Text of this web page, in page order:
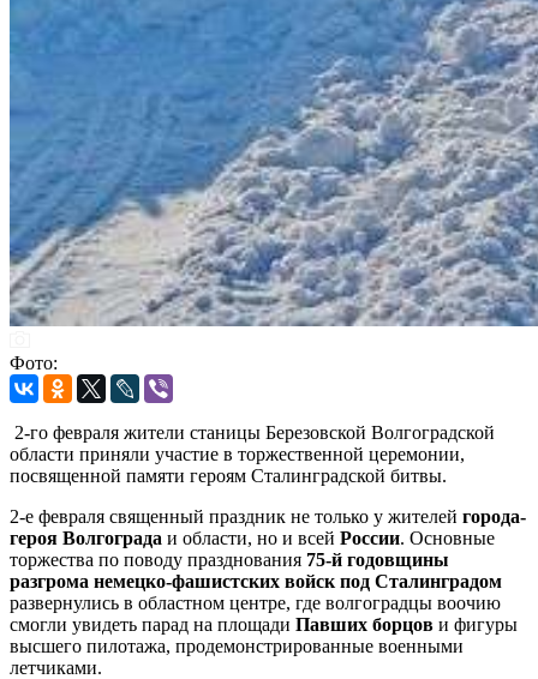
Фото:
2-го февраля жители станицы Березовской Волгоградской
области приняли участие в торжественной церемонии,
посвященной памяти героям Сталинградской битвы.
2-е февраля священный праздник не только у жителей города-
героя Волгограда и области, но и всей России. Основные
торжества по поводу празднования 75-й годовщины
разгрома немецко-фашистских войск под Сталинградом
развернулись в областном центре, где волгоградцы воочию
смогли увидеть парад на площади Павших борцов и фигуры
высшего пилотажа, продемонстрированные военными
летчиками.